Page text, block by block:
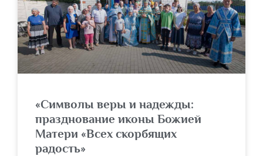
«Символы веры и надежды:
празднование иконы Божией
Матери «Всех скорбящих
радость»